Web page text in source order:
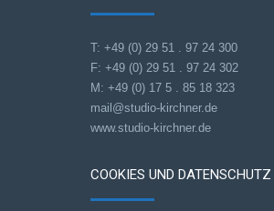
T: +49 (0) 29 51 . 97 24 300
F: +49 (0) 29 51 . 97 24 302
M: +49 (0) 17 5 . 85 18 323
mail@studio-kirchner.de
www.studio-kirchner.de
COOKIES UND DATENSCHUTZ